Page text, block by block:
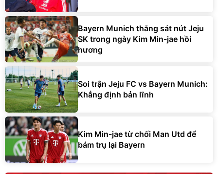
Bayern Munich thắng sát nút Jeju
SK trong ngày Kim Min-jae hồi
hương
Soi trận Jeju FC vs Bayern Munich:
Khẳng định bản lĩnh
Kim Min-jae từ chối Man Utd để
bám trụ lại Bayern